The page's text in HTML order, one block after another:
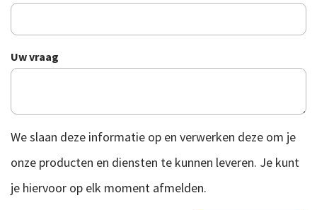
Uw vraag
We slaan deze informatie op en verwerken deze om je
onze producten en diensten te kunnen leveren. Je kunt
je hiervoor op elk moment afmelden.